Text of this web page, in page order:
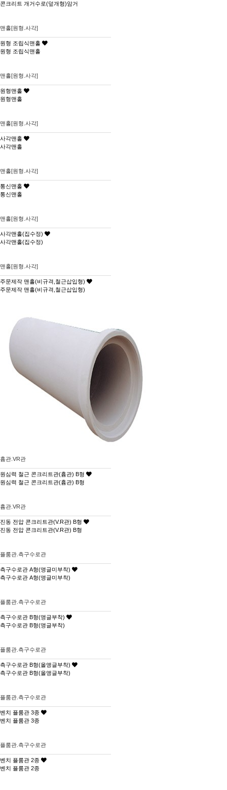
콘크리트 개거수로(덮개형)암거
맨홀[원형.사각]
원형 조립식맨홀
원형 조립식맨홀
맨홀[원형.사각]
원형맨홀
원형맨홀
맨홀[원형.사각]
사각맨홀
사각맨홀
맨홀[원형.사각]
통신맨홀
통신맨홀
맨홀[원형.사각]
사각맨홀(집수정)
사각맨홀(집수정)
맨홀[원형.사각]
주문제작 맨홀(비규격,철근삽입형)
주문제작 맨홀(비규격,철근삽입형)
흄관.VR관
원심력 철근 콘크리트관(흄관) B형
원심력 철근 콘크리트관(흄관) B형
흄관.VR관
진동 전압 콘크리트관(V.R관) B형
진동 전압 콘크리트관(V.R관) B형
플룸관.측구수로관
측구수로관 A형(앵글미부착)
측구수로관 A형(앵글미부착)
플룸관.측구수로관
측구수로관 B형(앵글부착)
측구수로관 B형(앵글부착)
플룸관.측구수로관
측구수로관 B형(올앵글부착)
측구수로관 B형(올앵글부착)
플룸관.측구수로관
벤치 플룸관 3종
벤치 플룸관 3종
플룸관.측구수로관
벤치 플룸관 2종
벤치 플룸관 2종